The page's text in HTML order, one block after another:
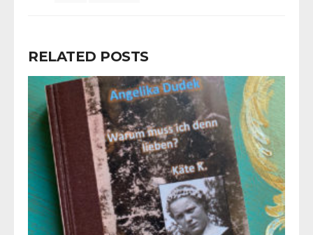
RELATED POSTS